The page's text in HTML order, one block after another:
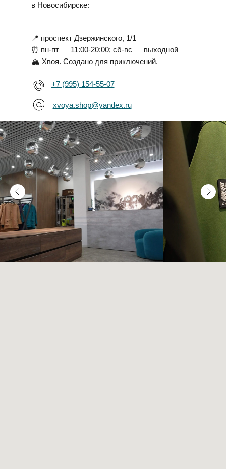
БОЛЕЕ 20 НЕПОВТОРИМЫХ ОТТЕНКОВ,
МЕСТ МИРА.
МЕМБРАНА,
ПРОВЕРЕННАЯ ГОДАМИ
МУЖЧИНАМ
ЖЕНЩИНАМ
+7 (995) 154-55-07
xvoya.shop@yandex.ru
📍 проспект Дзержинского, 1/1
⏰ пн-пт — 11:00-20:00; сб-вс — выходной
🏔️ Хвоя. Создано для приключений.
в Новосибирске: